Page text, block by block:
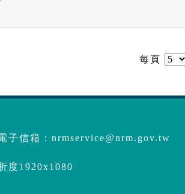
每頁
子信箱： nrmservice@nrm.gov.tw
度1920x1080